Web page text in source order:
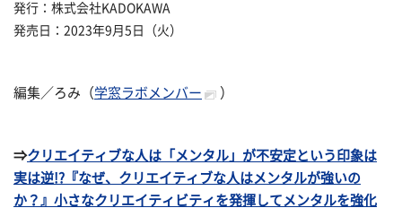
発行：株式会社KADOKAWA
発売日：2023年9月5日（火）
編集／ろみ（ 学窓ラボメンバー ）
⇒クリエイティブな人は「メンタル」が不安定という印象は
実は逆!?『なぜ、クリエイティブな人はメンタルが強いの
か？』小さなクリエイティビティを発揮してメンタルを強化